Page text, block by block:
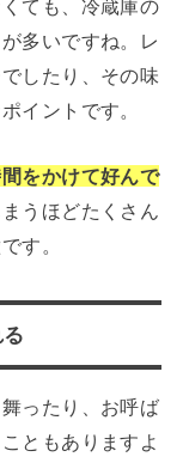
ても、冷蔵庫の
多いですね。レ
したり、その味
イントです。
をかけて好んで
うほどたくさん
す。
ったり、お呼ば
ともありますよ